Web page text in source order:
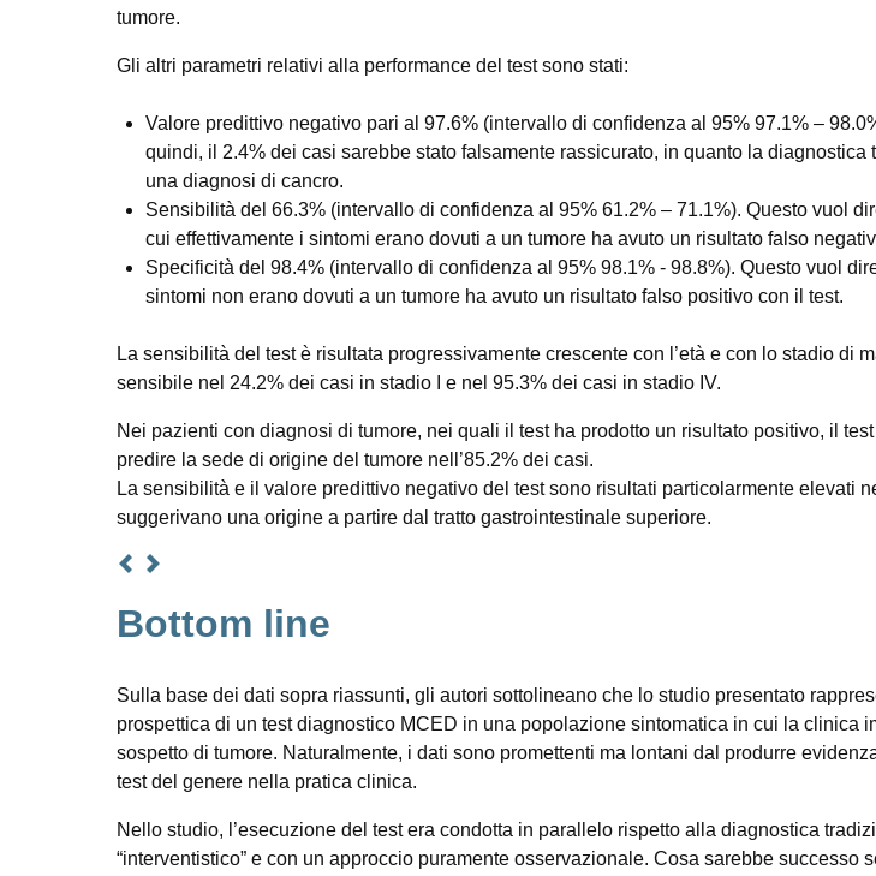
tumore.
Gli altri parametri relativi alla performance del test sono stati:
Valore predittivo negativo pari al 97.6% (intervallo di confidenza al 95% 97.1% –
quindi, il 2.4% dei casi sarebbe stato falsamente rassicurato, in quanto la diagnostica
una diagnosi di cancro.
Sensibilità del 66.3% (intervallo di confidenza al 95% 61.2% – 71.1%). Questo vuol
cui effettivamente i sintomi erano dovuti a un tumore ha avuto un risultato falso
Specificità del 98.4% (intervallo di confidenza al 95% 98.1% - 98.8%). Questo vuol
sintomi non erano dovuti a un tumore ha avuto un risultato falso positivo con il test.
La sensibilità del test è risultata progressivamente crescente con l’età e con lo stadio di
sensibile nel 24.2% dei casi in stadio I e nel 95.3% dei casi in stadio IV.
Nei pazienti con diagnosi di tumore, nei quali il test ha prodotto un risultato positivo, il
predire la sede di origine del tumore nell’85.2% dei casi.
La sensibilità e il valore predittivo negativo del test sono risultati particolarmente elevati
suggerivano una origine a partire dal tratto gastrointestinale superiore.
Bottom line
Sulla base dei dati sopra riassunti, gli autori sottolineano che lo studio presentato
prospettica di un test diagnostico MCED in una popolazione sintomatica in cui la clinica
sospetto di tumore. Naturalmente, i dati sono promettenti ma lontani dal produrre
test del genere nella pratica clinica.
Nello studio, l’esecuzione del test era condotta in parallelo rispetto alla diagnostica
“interventistico” e con un approccio puramente osservazionale. Cosa sarebbe successo